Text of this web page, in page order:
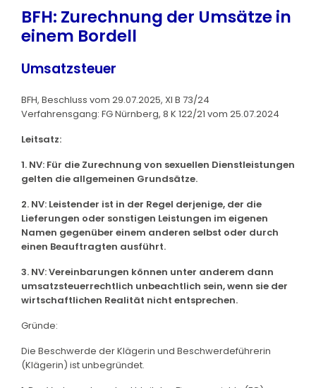
BFH: Zurechnung der Umsätze in
einem Bordell
Umsatzsteuer
BFH, Beschluss vom 29.07.2025, XI B 73/24
Verfahrensgang: FG Nürnberg, 8 K 122/21 vom 25.07.2024
Leitsatz:
1. NV: Für die Zurechnung von sexuellen Dienstleistungen
gelten die allgemeinen Grundsätze.
2. NV: Leistender ist in der Regel derjenige, der die
Lieferungen oder sonstigen Leistungen im eigenen
Namen gegenüber einem anderen selbst oder durch
einen Beauftragten ausführt.
3. NV: Vereinbarungen können unter anderem dann
umsatzsteuerrechtlich unbeachtlich sein, wenn sie der
wirtschaftlichen Realität nicht entsprechen.
Gründe:
Die Beschwerde der Klägerin und Beschwerdeführerin
(Klägerin) ist unbegründet.